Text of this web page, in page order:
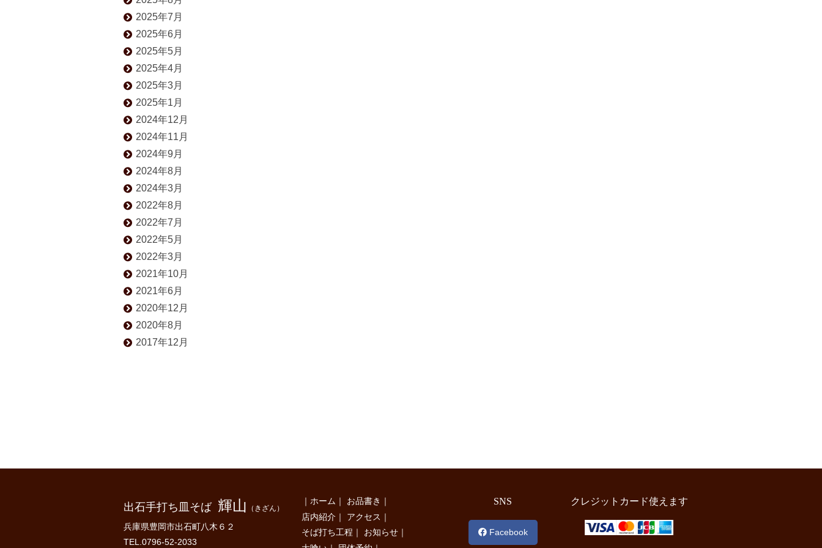
2025年7月
2025年6月
2025年5月
2025年4月
2025年3月
2025年1月
2024年12月
2024年11月
2024年9月
2024年8月
2024年3月
2022年8月
2022年7月
2022年5月
2022年3月
2021年10月
2021年6月
2020年12月
2020年8月
2017年12月
出石手打ち皿そば 輝山 （きざん）
兵庫県豊岡市出石町八木６２
TEL.0796-52-2033
｜ ホーム ｜ お品書き ｜
店内紹介 ｜ アクセス ｜
そば打ち工程 ｜ お知らせ ｜
SNS
Facebook
クレジットカード使えます